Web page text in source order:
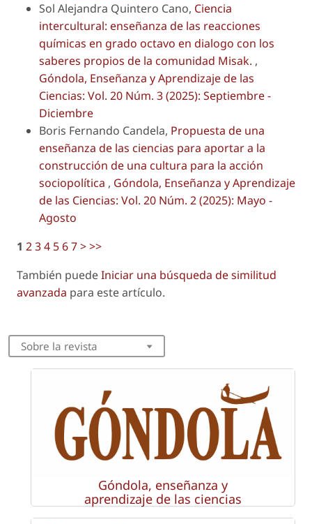
Sol Alejandra Quintero Cano, Ciencia
intercultural: enseñanza de las reacciones
químicas en grado octavo en dialogo con los
saberes propios de la comunidad Misak. ,
Góndola, Enseñanza y Aprendizaje de las
Ciencias: Vol. 20 Núm. 3 (2025): Septiembre -
Diciembre
Boris Fernando Candela, Propuesta de una
enseñanza de las ciencias para aportar a la
construcción de una cultura para la acción
sociopolítica , Góndola, Enseñanza y Aprendizaje
de las Ciencias: Vol. 20 Núm. 2 (2025): Mayo -
Agosto
1 234 567>>>
También puedeIniciar una búsqueda de similitud
avanzada para este artículo.
Sobre la revista
Góndola, enseñanza y
aprendizaje de las ciencias